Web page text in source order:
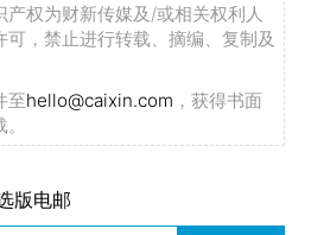
权为财新传媒及/或相关权利人
，禁止进行转载、摘编、复制及
至hello@caixin.com ，获得书面
版电邮